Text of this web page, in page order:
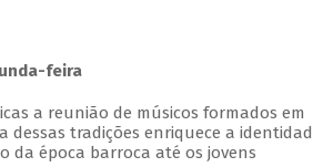
feira
a reunião de músicos formados em
dessas tradições enriquece a
da época barroca até os jovens